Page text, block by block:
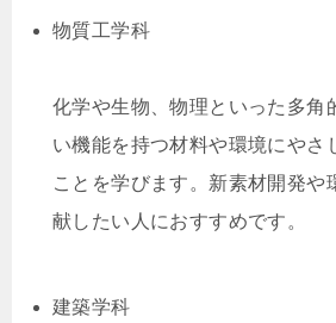
物質工学科
化学や生物、物理といった多角
い機能を持つ材料や環境にやさ
ことを学びます。新素材開発や
献したい人におすすめです。
建築学科